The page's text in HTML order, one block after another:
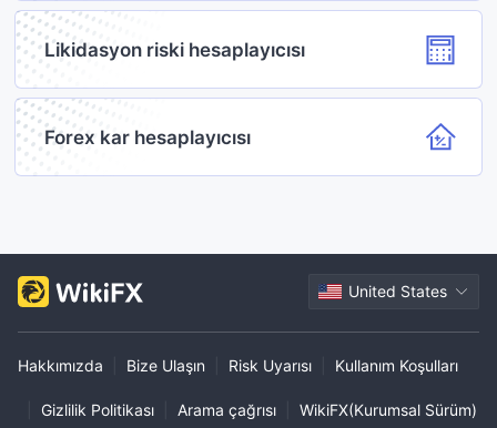
Likidasyon riski hesaplayıcısı
Forex kar hesaplayıcısı
United States
Hakkımızda Bize Ulaşın Risk Uyarısı Kullanım Koşulları
Gizlilik Politikası Arama çağrısı WikiFX(Kurumsal Sürüm)